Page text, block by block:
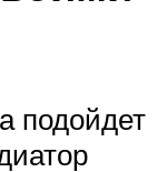
подойдет